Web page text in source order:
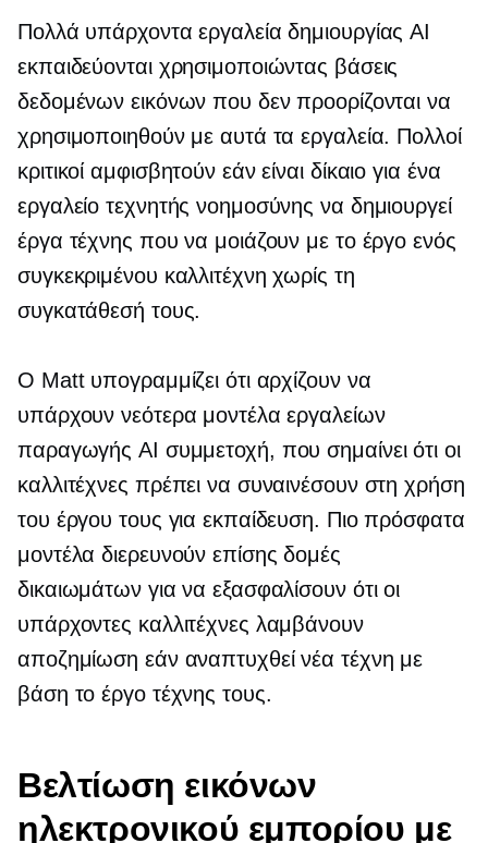
Πολλά υπάρχοντα εργαλεία δημιουργίας AI
εκπαιδεύονται χρησιμοποιώντας βάσεις
δεδομένων εικόνων που δεν προορίζονται να
χρησιμοποιηθούν με αυτά τα εργαλεία. Πολλοί
κριτικοί αμφισβητούν εάν είναι δίκαιο για ένα
εργαλείο τεχνητής νοημοσύνης να δημιουργεί
έργα τέχνης που να μοιάζουν με το έργο ενός
συγκεκριμένου καλλιτέχνη χωρίς τη
συγκατάθεσή τους.
Ο Matt υπογραμμίζει ότι αρχίζουν να
υπάρχουν νεότερα μοντέλα εργαλείων
παραγωγής AI συμμετοχή, που σημαίνει ότι οι
καλλιτέχνες πρέπει να συναινέσουν στη χρήση
του έργου τους για εκπαίδευση. Πιο πρόσφατα
μοντέλα διερευνούν επίσης δομές
δικαιωμάτων για να εξασφαλίσουν ότι οι
υπάρχοντες καλλιτέχνες λαμβάνουν
αποζημίωση εάν αναπτυχθεί νέα τέχνη με
βάση το έργο τέχνης τους.
Βελτίωση εικόνων
ηλεκτρονικού εμπορίου με